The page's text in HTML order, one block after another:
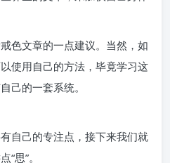
色文章的一点建议。当然，如
使用自己的方法，毕竟学习这
己的一套系统。
自己的专注点，接下来我们就
思”。